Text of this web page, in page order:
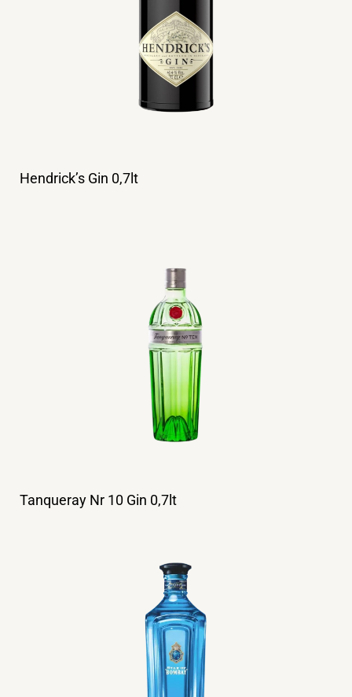
Hendrick’s Gin 0,7lt
Tanqueray Nr 10 Gin 0,7lt